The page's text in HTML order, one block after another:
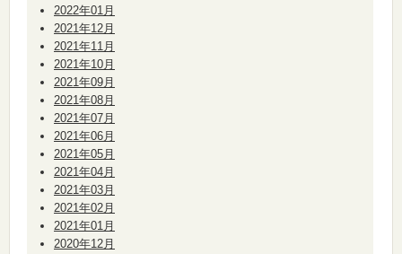
2022年01月
2021年12月
2021年11月
2021年10月
2021年09月
2021年08月
2021年07月
2021年06月
2021年05月
2021年04月
2021年03月
2021年02月
2021年01月
2020年12月